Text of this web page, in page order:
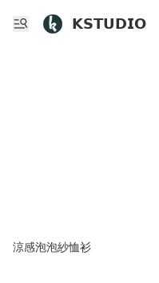
𝗞𝗦𝗧𝗨𝗗𝗜𝗢
涼感泡泡紗恤衫